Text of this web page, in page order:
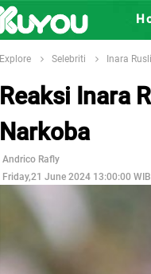
Explore Selebriti Inara Rusli
Reaksi Inara
Narkoba
Andrico Rafly
Friday,21 June 2024 13:00:00 WIB